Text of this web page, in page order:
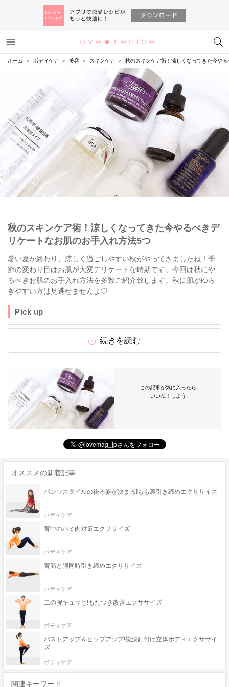
恋愛レシピ
ホーム ボディケア 美容 スキンケア 秋のスキンケア術！涼しくなってきた今や
秋のスキンケア術！涼しくなってきた今やるべきデ
リケートなお肌のお手入れ方法5つ
暑い夏が終わり、涼しく過ごしやすい秋がやってきましたね！季
節の変わり目はお肌が大変デリケートな時期です。今回は秋にや
るべきお肌のお手入れ方法を多数ご紹介致します。秋に肌がゆら
ぎやすい方は見逃せませんよ♡
Pick up
続きを読む
この記事が気に入ったら
いいね！しよう
オススメの新着記事
パンツスタイルの後ろ姿が決まる!もも裏引き締めエクササイズ
ボディケア
背中のハミ肉対策エクササイズ
ボディケア
背筋と脚同時引き締めエクササイズ
ボディケア
二の腕キュッと!もたつき改善エクササイズ
ボディケア
バストアップ＆ヒップアップ!視線釘付け立体ボディエクササイ
ズ
ボディケア
関連キーワード